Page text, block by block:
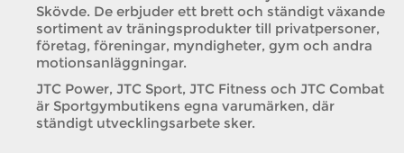
Skövde. De erbjuder ett brett och ständigt växande
sortiment av träningsprodukter till privatpersoner,
företag, föreningar, myndigheter, gym och andra
motionsanläggningar.
JTC Power, JTC Sport, JTC Fitness och JTC Combat
är Sportgymbutikens egna varumärken, där
ständigt utvecklingsarbete sker.